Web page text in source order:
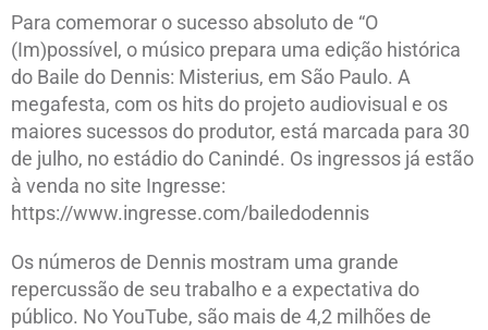
Para comemorar o sucesso absoluto de “O
(Im)possível, o músico prepara uma edição histórica
do Baile do Dennis: Misterius, em São Paulo. A
megafesta, com os hits do projeto audiovisual e os
maiores sucessos do produtor, está marcada para 30
de julho, no estádio do Canindé. Os ingressos já estão
à venda no site Ingresse:
https://www.ingresse.com/bailedodennis
Os números de Dennis mostram uma grande
repercussão de seu trabalho e a expectativa do
público. No YouTube, são mais de 4,2 milhões de